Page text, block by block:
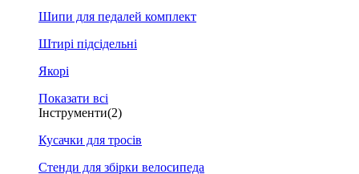
Шипи для педалей комплект
Штирі підсідельні
Якорі
Показати всі
Інструменти(2)
Кусачки для тросів
Стенди для збірки велосипеда